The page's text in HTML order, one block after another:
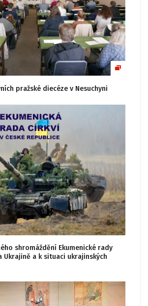
pražské diecéze v Nesuchyni
shromáždění Ekumenické rady
Ukrajině a k situaci ukrajinských